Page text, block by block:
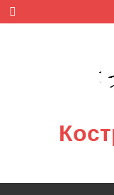
Skip
content